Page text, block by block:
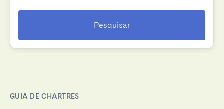
Pesquisar
GUIA DE CHARTRES